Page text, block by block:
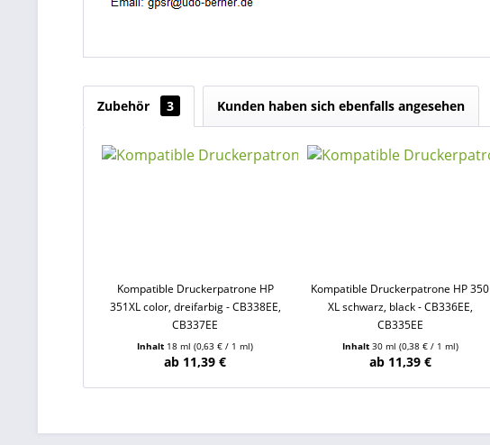
Zubehör 3 Kunden haben sich ebenfalls angesehen
Kompatible Druckerpatrone HP
351XL color, dreifarbig - CB338EE,
CB337EE
Inhalt 18 ml(0,63 € / 1 ml)
ab 11,39 €
Kompatible Druckerpatrone HP 350
XL schwarz, black - CB336EE,
CB335EE
Inhalt 30 ml (0,38 € / 1 ml)
ab 11,39 €